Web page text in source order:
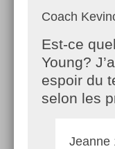
Coach
Est-ce
Young?
espoir du
selon les
Jeanne